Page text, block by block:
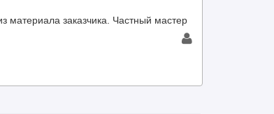
материала заказчика. Частный мастер